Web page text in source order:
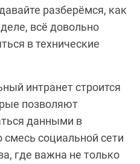
разберёмся, как
всё довольно
в технические
интранет строится
позволяют
данными в
социальной сети
где важна не только